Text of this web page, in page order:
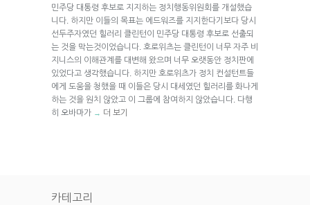
민주당 대통령 후보로 지지하는 정치행동위원회를 개설했습
니다. 하지만 이들의 목표는 에드워즈를 지지한다기보다 당시
선두주자였던 힐러리 클린턴이 민주당 대통령 후보로 선출되
는 것을 막는것이었습니다. 호로위츠는 클린턴이 너무 자주 비
지니스의 이해관계를 대변해 왔으며 너무 오랫동안 정치판에
있었다고 생각했습니다. 하지만 호로위츠가 정치 컨설턴트들
에게 도움을 청했을 때 이들은 당시 대세였던 힐러리를 화나게
하는 것을 원치 않았고 이 그룹에 참여하지 않았습니다. 다행
히 오바마가 → 더 보기
카테고리